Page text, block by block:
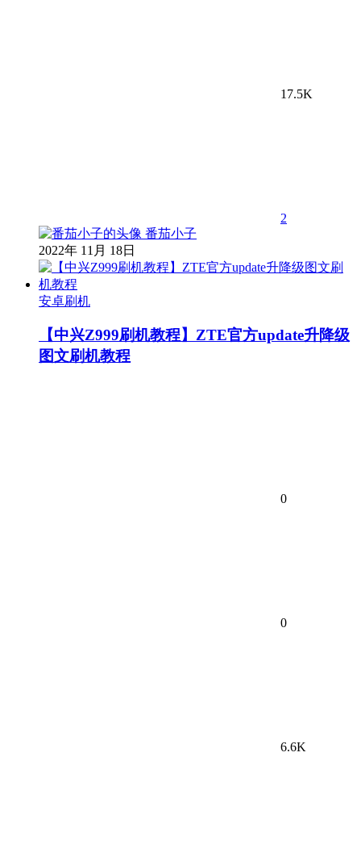
17.5K
2
番茄小子
2022年 11月 18日
安卓刷机
【中兴Z999刷机教程】ZTE官方update升降级
图文刷机教程
0
0
6.6K